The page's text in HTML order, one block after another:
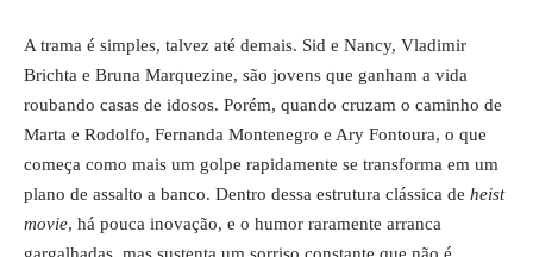
A trama é simples, talvez até demais. Sid e Nancy, Vladimir
Brichta e Bruna Marquezine, são jovens que ganham a vida
roubando casas de idosos. Porém, quando cruzam o caminho de
Marta e Rodolfo, Fernanda Montenegro e Ary Fontoura, o que
começa como mais um golpe rapidamente se transforma em um
plano de assalto a banco. Dentro dessa estrutura clássica de heist
movie, há pouca inovação, e o humor raramente arranca